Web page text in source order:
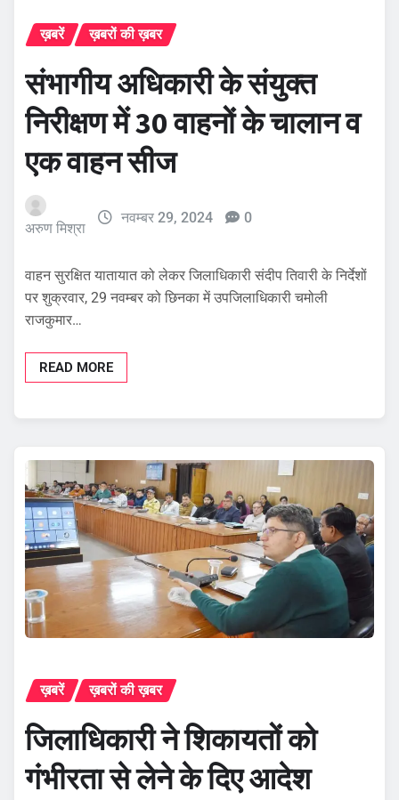
ख़बरें ख़बरों की ख़बर
संभागीय अधिकारी के संयुक्त
निरीक्षण में 30 वाहनों के चालान व
एक वाहन सीज
अरुण मिश्रा
नवम्बर 29, 2024 0
वाहन सुरक्षित यातायात को लेकर जिलाधिकारी संदीप तिवारी के निर्देशों
पर शुक्रवार, 29 नवम्बर को छिनका में उपजिलाधिकारी चमोली
राजकुमार…
READ MORE
ख़बरें ख़बरों की ख़बर
जिलाधिकारी ने शिकायतों को
गंभीरता से लेने के दिए आदेश